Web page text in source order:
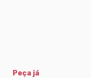
Peça já